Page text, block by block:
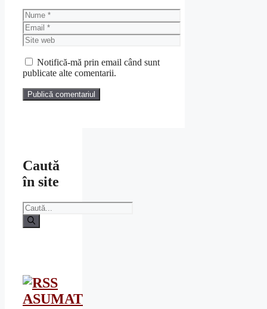
Nume
Email
Site
web
Notifică-mă prin email când sunt
publicate alte comentarii.
Caută
în site
Caută
după:
ASUMAT